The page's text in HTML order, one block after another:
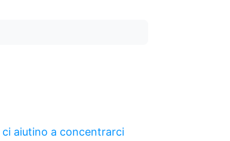
ci aiutino a concentrarci